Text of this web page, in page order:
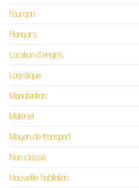
Fourgon
Hangars
Location d'engins
Logistique
Manutention
Matériel
Moyen de transport
Non classé
Nouvelle habitation